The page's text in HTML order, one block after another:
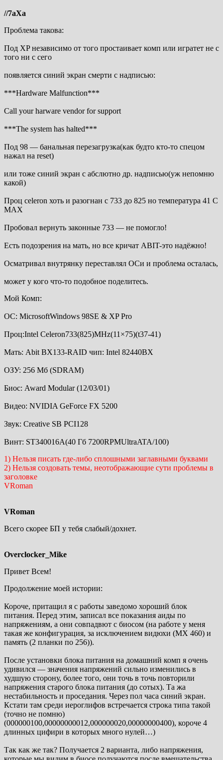
//7aXa
Проблема такова:
Под XP независимо от того простаивает комп или игратет не с
того ни с сего
появляется синий экран смерти с надписью:
***Hardware Malfunction***
Call your harware vendor for support
***The system has halted***
Под 98 — банальная перезагрузка(как будто кто-то спецом
нажал на reset)
или тоже синий экран с абслютно др. надписью(уж непомню
какой)
Проц celeron хоть и разогнан с 733 до 825 но температура 41 С
MAX
Пробовал вернуть законные 733 — не помогло!
Есть подозрения на мать, но все кричат ABIT-это надёжно!
Осматривал внутрянку переставлял ОСи и проблема осталась,
может у кого что-то подобное поделитесь.
Мой Комп:
ОC: MicrosoftWindows 98SE & XP Pro
Проц:Intel Celeron733(825)MHz(11×75)(t37-41)
Мать: Abit BX133-RAID чип: Intel 82440BX
ОЗУ: 256 Мб (SDRAM)
Биос: Award Modular (12/03/01)
Видео: NVIDIA GeForce FX 5200
Звук: Creative SB PCI128
Винт: ST340016A(40 Гб 7200RPMUltraATA/100)
1) Нельзя писать где-либо сплошными заглавными буквами
2) Нельзя создовать темы, неотображающие сути проблемы в
заголовке
VRoman
VRoman
Всего скорее БП у тебя слабый/дохнет.
Overclocker_Mike
Привет Всем!
Продолжение моей истории:
Короче, притащил я с работы заведомо хороший блок
питания. Перед этим, записал все показания аиды по
напряжениям, а они совпадвют с биосом (на работе у меня
такая же конфигурация, за исключением видюхи (MX 460) и
память (2 планки по 256)).
После установки блока питания на домашний комп я очень
удивился — значения напряжений сильно изменились в
худшую сторону, более того, они точь в точь повторили
напряжения старого блока питания (до сотых). Та жа
нестабильность и проседания. Через пол часа синий экран.
Кстати там среди иероглифов встречается строка типа такой
(точно не помню)
(000000100,00000000012,000000020,00000000400), короче 4
длинных цифири в которых много нулей…)
Так как же так? Получается 2 варианта, либо напряжения,